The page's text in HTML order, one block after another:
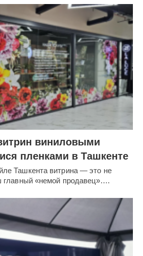
виниловыми
пленками в Ташкенте
Ташкента витрина — это не
главный «немой продавец».…